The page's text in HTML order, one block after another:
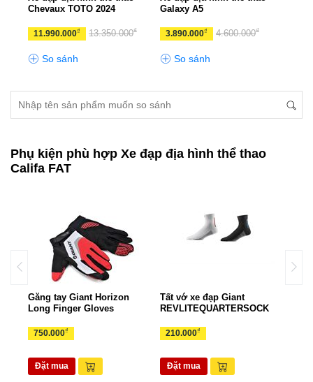
Chevaux TOTO 2024
11.990.000₫ 13.350.000₫
So sánh
Galaxy A5
3.890.000₫ 4.600.000₫
So sánh
Phụ kiện phù hợp Xe đạp địa hình thể thao
Califa FAT
Găng tay Giant Horizon
Long Finger Gloves
750.000₫
Đặt mua
Tất vớ xe đạp Giant
REVLITEQUARTERSOCK
210.000₫
Đặt mua